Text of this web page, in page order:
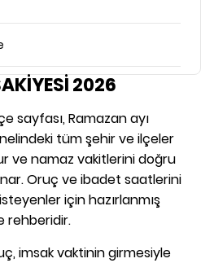
2026
sayfası, Ramazan ayı
tüm şehir ve ilçeler
ve namaz vakitlerini doğru
Oruç ve ibadet saatlerini
için hazırlanmış
rehberidir.
imsak vaktinin girmesiyle